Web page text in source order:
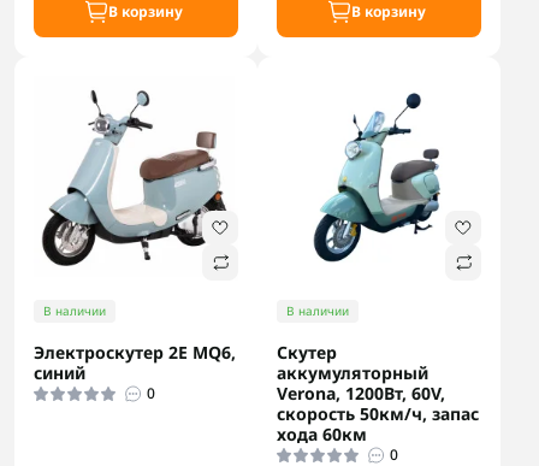
В корзину В корзину
В наличии
Электроскутер 2E MQ6,
синий
0
В наличии
Скутер
аккумуляторный
Verona, 1200Вт, 60V,
скорость 50км/ч, запас
хода 60км
0